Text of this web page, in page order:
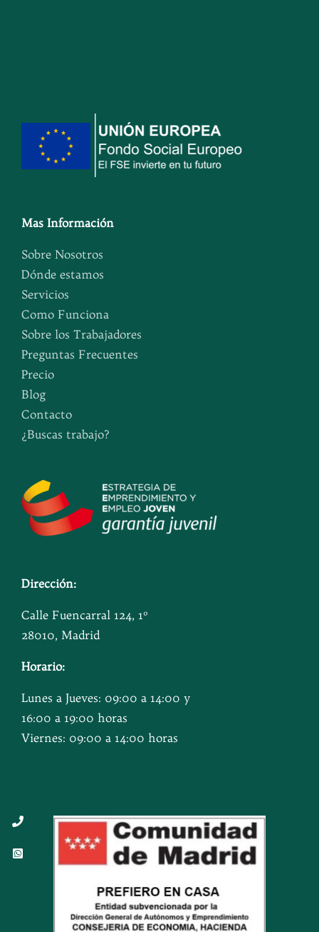
Mas Información
Sobre Nosotros
Dónde estamos
Servicios
Como Funciona
Sobre los Trabajadores
Preguntas Frecuentes
Precio
Blog
Contacto
¿Buscas trabajo?
Dirección:
Calle Fuencarral 124, 1º
28010, Madrid
Horario:
Lunes a Jueves: 09:00 a 14:00 y
16:00 a 19:00 horas
Viernes: 09:00 a 14:00 horas
Button
Button